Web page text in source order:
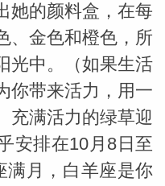
她的颜料盒，在每
、金色和橙色，所
光中。（如果生活
你带来活力，用一
充满活力的绿草迎
安排在10月8日至
满月，白羊座是你